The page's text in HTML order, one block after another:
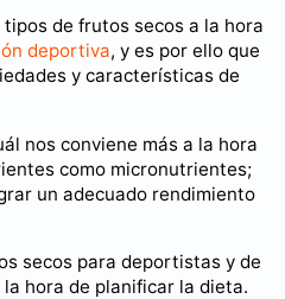
de frutos secos a la hora
deportiva, y es por ello que
y características de
nos conviene más a la hora
como micronutrientes;
un adecuado rendimiento
secos para deportistas y de
hora de planificar la dieta.